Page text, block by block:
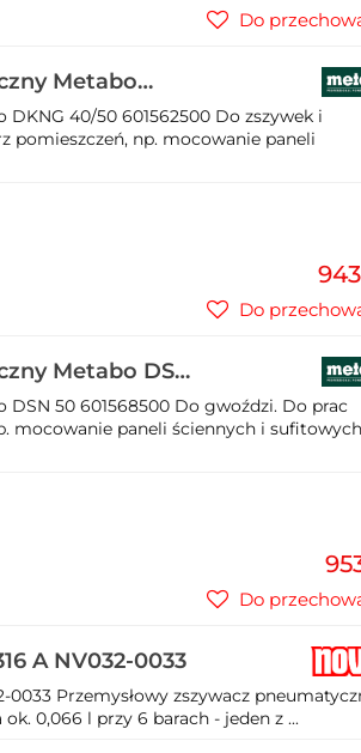
Do
Metabo
40/50 601562500 Do zszywek i
pomieszczeń, np. mocowanie paneli
Do
Metabo DSN
50 601568500 Do gwoździ. Do prac
mocowanie paneli ściennych i
Do
A NV032-0033
0033 Przemysłowy zszywacz
0,066 l przy 6 barach - jeden z ...